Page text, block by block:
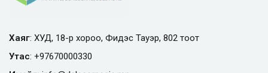
Хаяг: ХУД, 18-р хороо, Фидэс Тауэр, 802 тоот
Утас: +97670000330